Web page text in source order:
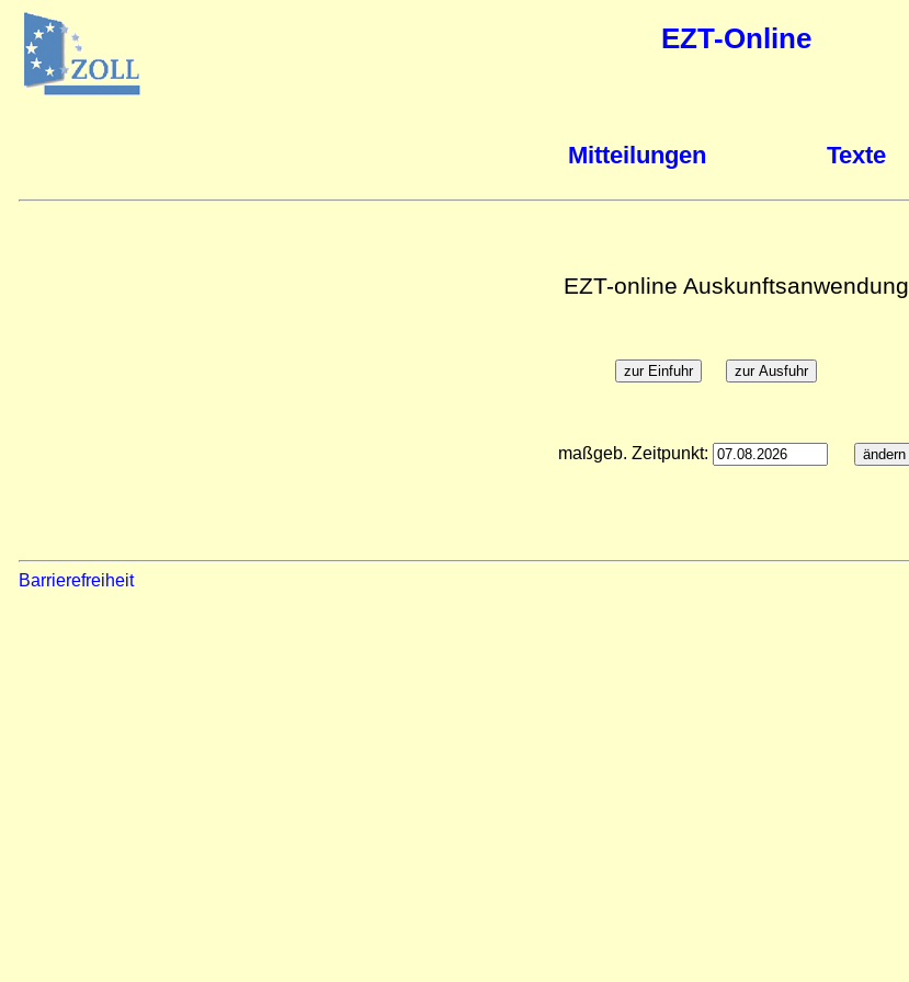
EZT-Online
Mitteilungen Texte
EZT-online Auskunftsanwendung
maßgeb. Zeitpunkt:
Barrierefreiheit